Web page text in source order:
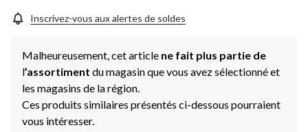
la
même
Inscrivez-vous aux alertes de soldes
Malheureusement, cet article ne fait plus partie de
l’assortiment du magasin que vous avez sélectionné et
les magasins de la région.
Ces produits similaires présentés ci-dessous pourraient
vous intéresser.